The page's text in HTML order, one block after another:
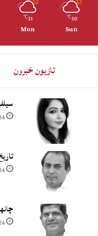
30
℃
Sun
31
℃
Mon
تازيون خبرون